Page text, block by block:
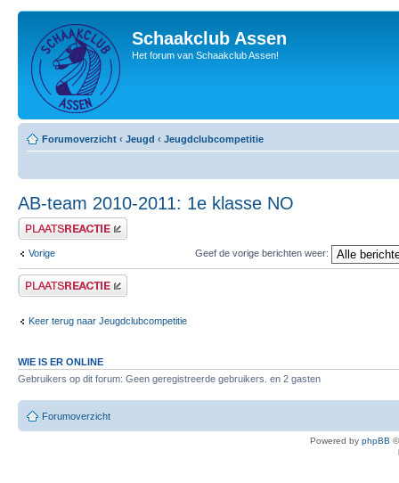
Schaakclub Assen
Het forum van Schaakclub Assen!
Forumoverzicht ‹ Jeugd ‹ Jeugdclubcompetitie
AB-team 2010-2011: 1e klasse NO
Plaats een reactie
Vorige Geef de vorige berichten weer:
Plaats een reactie
Keer terug naar Jeugdclubcompetitie
WIE IS ER ONLINE
Gebruikers op dit forum: Geen geregistreerde gebruikers. en 2 gasten
Forumoverzicht
Powered by phpBB